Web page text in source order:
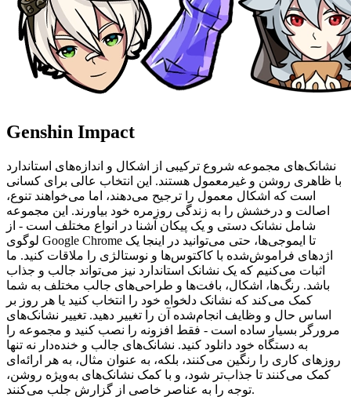
Genshin Impact
نشانک‌های مجموعه شروع ترکیبی از اشکال و اندازه‌های استاندارد
با ظاهری روشن و غیرمعمول هستند. این انتخاب عالی برای کسانی
است که اشکال معمول را ترجیح می‌دهند، اما می‌خواهند تنوع،
اصالت و درخشش را به زندگی روزمره خود بیاورند. این مجموعه
شامل نشانک دستی و یک پیکان آشنا در انواع مختلف است - از
لوگوی Google Chrome تا ایموجی‌ها، حتی می‌توانید در اینجا یک
اژدهای فراموش‌شده با کاکتوس‌ها و نوستالژی را ملاقات کنید. ما
اثبات می‌کنیم که یک نشانک استاندارد نیز می‌تواند جالب و جذاب
باشد. رنگ‌ها، اشکال، بافت‌ها و طراحی‌های جالب مختلف به شما
کمک می‌کند که نشانک دلخواه خود را انتخاب کنید یا هر روز بر
اساس حال و وظایف انجام‌شده آن را تغییر دهید. تغییر نشانک‌های
مرورگر بسیار ساده است - فقط افزونه را نصب کنید و مجموعه را
به دستگاه خود دانلود کنید. نشانک‌های جالب و خنده‌دار نه تنها
روزهای کاری را رنگین می‌کنند، بلکه، به عنوان مثال، به هر ارائه‌ای
کمک می‌کنند تا جذاب‌تر شود، و با کمک نشانک‌های به‌ویژه روشن،
توجه را به عناصر خاصی از گزارش جلب می‌کنند.